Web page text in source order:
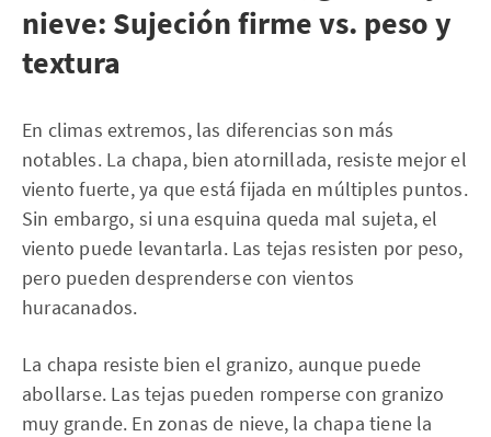
nieve: Sujeción firme vs. peso y
textura
En climas extremos, las diferencias son más
notables. La chapa, bien atornillada, resiste mejor el
viento fuerte, ya que está fijada en múltiples puntos.
Sin embargo, si una esquina queda mal sujeta, el
viento puede levantarla. Las tejas resisten por peso,
pero pueden desprenderse con vientos
huracanados.
La chapa resiste bien el granizo, aunque puede
abollarse. Las tejas pueden romperse con granizo
muy grande. En zonas de nieve, la chapa tiene la